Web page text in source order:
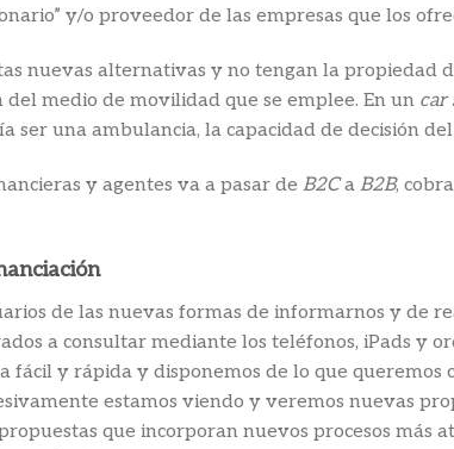
y/o proveedor de las empresas que los
nuevas alternativas y no tengan la
medio de movilidad que se emplee. En un car
ser una ambulancia, la capacidad de decisión
y agentes va a pasar de B2Ca B2B,
de las nuevas formas de informarnos y de
a consultar mediante los teléfonos, iPads y
fácil y rápida y disponemos de lo que
estamos viendo y veremos nuevas
que incorporan nuevos procesos más